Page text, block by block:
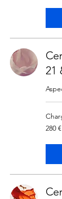
21
280
euros
280 €